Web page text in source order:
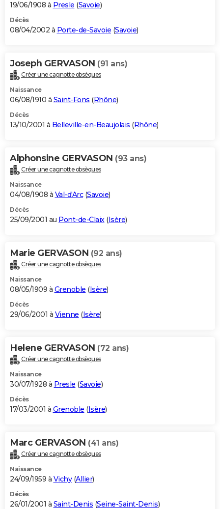
19/06/1908 à Presle (Savoie)
Décès
08/04/2002 à Porte-de-Savoie (Savoie)
Joseph GERVASON (91 ans)
Créer une cagnotte obsèques
Naissance
06/08/1910 à Saint-Fons (Rhône)
Décès
13/10/2001 à Belleville-en-Beaujolais (Rhône)
Alphonsine GERVASON (93 ans)
Créer une cagnotte obsèques
Naissance
04/08/1908 à Val-d'Arc(Savoie)
Décès
25/09/2001 au Pont-de-Claix(Isère)
Marie GERVASON (92 ans)
Créer une cagnotte obsèques
Naissance
08/05/1909 à Grenoble (Isère)
Décès
29/06/2001 à Vienne (Isère)
Helene GERVASON (72 ans)
Créer une cagnotte obsèques
Naissance
30/07/1928 à Presle (Savoie)
Décès
17/03/2001 à Grenoble (Isère)
Marc GERVASON (41 ans)
Créer une cagnotte obsèques
Naissance
24/09/1959 à Vichy(Allier)
Décès
26/01/2001 à Saint-Denis (Seine-Saint-Denis)